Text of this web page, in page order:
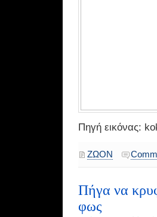
Πηγή εικόνας:
ΖΩΟΝ
Πήγα να
φως